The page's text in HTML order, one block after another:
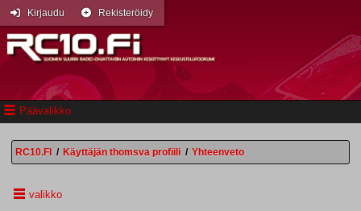
Päävalikko
Kirjaudu Rekisteröidy
RC10.FI / Käyttäjän thomsva profiili / Yhteenveto
valikko